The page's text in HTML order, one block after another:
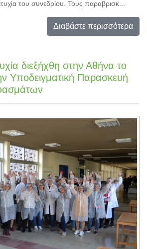
του συνεδρίου. Τους παραβρισκ...
Διαβάστε περισσότερα
διεξήχθη στην Αθήνα το
Υποδειγματική Παρασκευή